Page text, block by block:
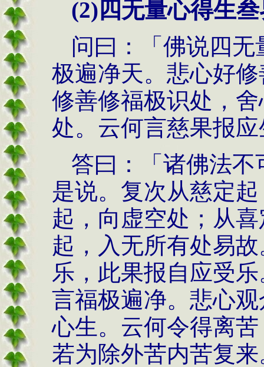
(2) 四无量心得生
问曰：「佛说四
极遍净天。悲心好
修善修福极识处，
处。云何言慈果报
答曰：「诸佛法
是说。复次从慈定
起，向虚空处；从
起，入无所有处易
乐，此果报自应受
言福极遍净。悲心
心生。云何令得离
若为除外苦内苦复